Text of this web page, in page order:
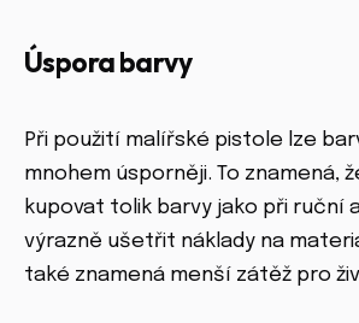
Úspora barvy
Při použití malířské pistole lze
mnohem úsporněji. To znamená,
kupovat tolik barvy jako při ruční
výrazně ušetřit náklady na
také znamená menší zátěž pro